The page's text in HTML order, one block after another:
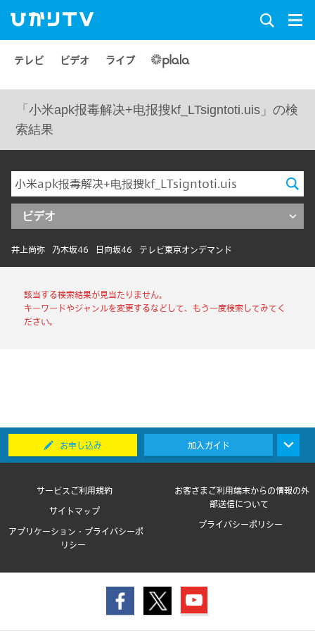
テレビ ビデオ ライブ
「小米apk报毒解决+电报搜kf_LTsigntoti.uis」の検
索結果
ビデオ
井上尚弥 乃木坂46 日向坂46 テレビ東京オンデマンド
該当する検索結果が見当たりません。
キーワードやジャンルを変更するなどして、もう一度検索してみてく
ださい。
お申し込み 加入ガイド
サービスご利用規約
お客さまご利用端末からの情報の外
部送信について
サイトマップ
プライバシーポリシー
アプリケーション・プライバシーポ
リシー